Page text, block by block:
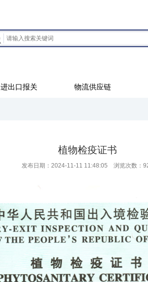
进出口报关 物流供应链
植物检疫证书
发布日期：2024-11-11 11:48:05 浏览次数：